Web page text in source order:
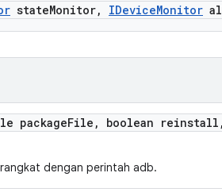
stateMonitor, IDeviceMonitor
packageFile , boolean reinstall ,
dengan perintah adb.